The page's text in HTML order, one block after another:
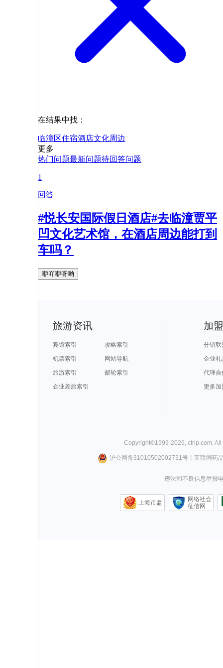
在结果中找：
临潼区住宿酒店文化周边
更多
热门问题最新问题待回答问题
1
回答
#悦长安国际假日酒店#去临潼贾平
凹文化艺术馆，在酒店周边能打到
车吗？
咿吖咿呀哟
旅游资讯
宾馆索引
攻略索引
机票索引
网站导航
旅游索引
邮轮索引
企业差旅索引
加
分销联
企业礼
代理合
更多加
Copyright©1999-2026 ctrip.com .
沪公网备31010502002731号丨 互联网药
违法和不良信息举报
上海市监
网络社会
征信网